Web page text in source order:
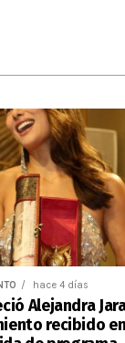
hace 4 días
Alejandra
recibido